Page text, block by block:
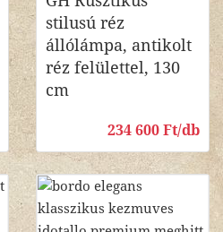
stilusú réz
állólámpa, antikolt
réz felülettel, 130
cm
234 600 Ft/db